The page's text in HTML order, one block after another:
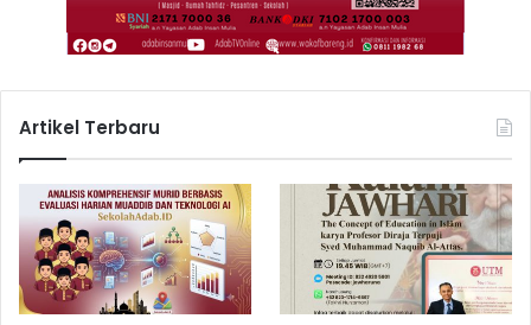
Artikel Terbaru